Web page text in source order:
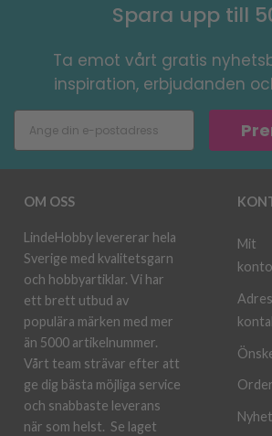
Spara upp till
Ta emot vårt gratis
inspiration, erbjudanden
OM OSS
LindeHobby levererar hela
Sverige med kvalitetsgarn
och hobbyartiklar. Vi har
ett brett utbud av
populära märken med mer
än 5000 artikelnummer.
Vårt team strävar efter att
ge dig bästa möjliga service
och snabbaste leverans
när som helst. Se laget
Mit
konto